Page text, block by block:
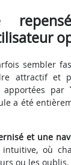
sembler
attractif et
apportées par
a été
et une
où
ou les oublis.